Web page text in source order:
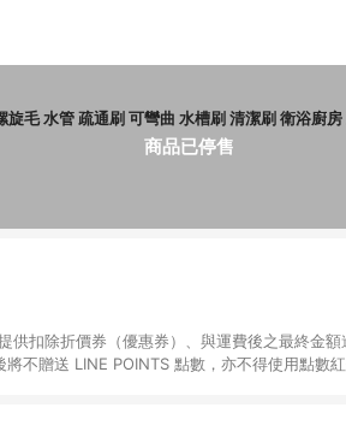
商品已停售
旋毛 水管 疏通刷 可彎曲 水槽刷 清潔刷 衛浴廚
不贈送 LINE POINTS 點數，亦不得使用點數